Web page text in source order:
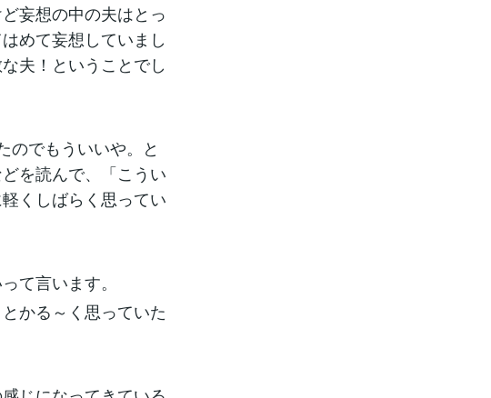
妄想の中の夫はとっ
めて妄想していまし
夫！ということでし
のでもういいや。と
を読んで、「こうい
くしばらく思ってい
て言います。
かる～く思っていた